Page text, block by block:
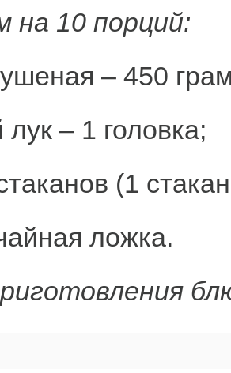
на 10 порций:
– 450
– 1 головка;
(1
ложка.